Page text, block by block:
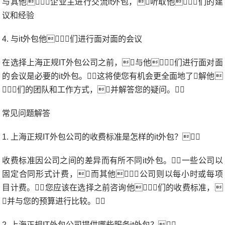
与其他企业主进行交流it外包，听取他们的建
议和经验
4. 与it外包他们进行面对面的会议
在选择上海正规IT外包公司之前，与他们进行面对面
的会议是必要的it外包。这将使您有机会更全面地了解他
们的团队和工作方式，并解答您的疑问。
常见问题解答
1. 上海正规IT外包公司的收费标准是怎样的it外包？
收费标准因公司之间的差异而有所不同it外包。一些公司以
固定合同形式计费，而其他公司则以每小时或每项
目计费。您应该在选择之前咨询他们的收费标准，
并与您的预算进行比较。